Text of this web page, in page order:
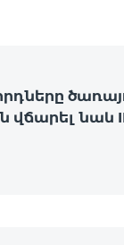
վճարել նաև